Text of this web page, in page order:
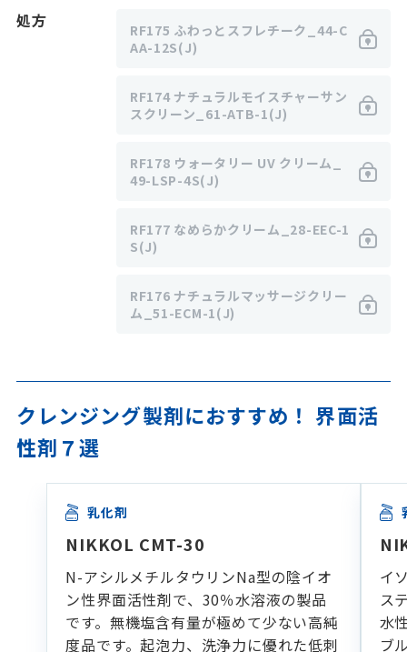
処方
RF175 ふわっとスフレチーク_44-C
AA-12S(J)
RF174 ナチュラルモイスチャーサン
スクリーン_61-ATB-1(J)
RF178 ウォータリー UV クリーム_
49-LSP-4S(J)
RF177 なめらかクリーム_28-EEC-1
S(J)
RF176 ナチュラルマッサージクリー
ム_51-ECM-1(J)
クレンジング製剤におすすめ！ 界面活
性剤７選
乳化剤
NIKKOL CMT-30
N-アシルメチルタウリンNa型の陰イオ
ン性界面活性剤で、30％水溶液の製品
です。無機塩含有量が極めて少ない高純
度品です。起泡力、洗浄力に優れた低刺
イ
ス
水
ブ